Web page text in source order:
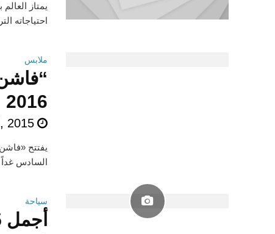
يمتاز
احتياجاته
ملابس
2016
2015
يفتتح
السادس غداً الخميس 22 أكتوبر، ليتواصل على
سياحة
أجمل 5 مدن عالمية لسياحة فاخرة